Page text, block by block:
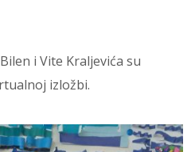
i Vite Kraljevića su
izložbi.